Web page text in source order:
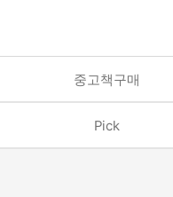
중고책구매
Pick